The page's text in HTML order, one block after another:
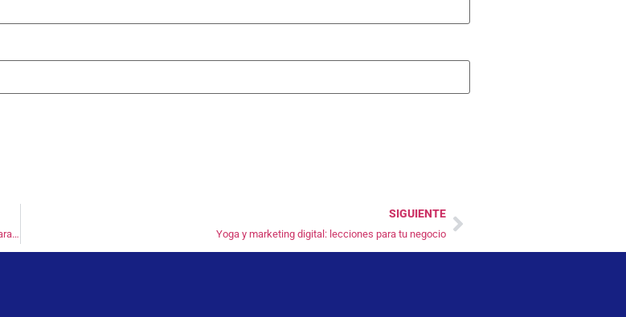
¿Tu marca es un destino mágico o un lugar olvidado? 3 claves de San Miguel de Allende para hacer brillar tu negocio
SIGUIENTE
Yoga y marketing digital: lecciones para tu negocio